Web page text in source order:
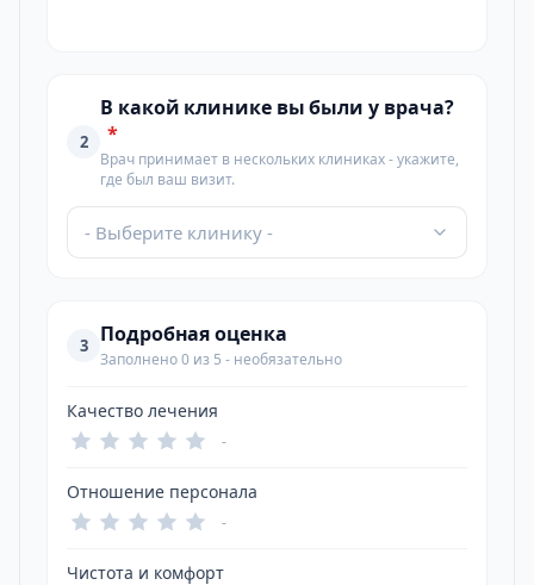
2
В какой клинике вы были у врача?
*
Врач принимает в нескольких клиниках - укажите,
где был ваш визит.
- Выберите клинику -
3 Подробная оценка
Заполнено 0 из 5 - необязательно
Качество лечения
-
Отношение персонала
-
Чистота и комфорт